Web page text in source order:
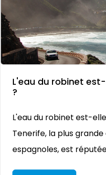
L'eau du robinet
?
L'eau du robinet est-
Tenerife, la plus
espagnoles, est